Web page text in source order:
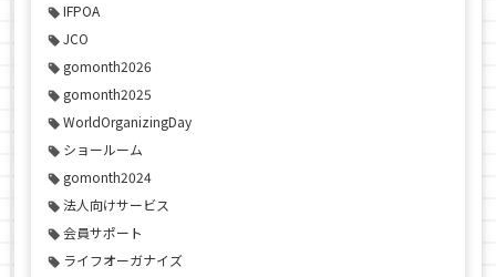
IFPOA
JCO
gomonth2026
gomonth2025
WorldOrganizingDay
ショールーム
gomonth2024
法人向けサービス
会員サポート
ライフオーガナイズ